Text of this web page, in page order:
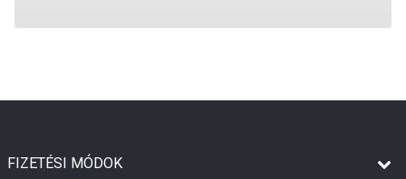
FIZETÉSI MÓDOK